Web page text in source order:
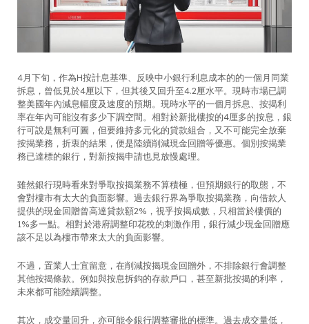
4月下旬，作為H按計息基準、反映中小銀行利息成本的的一個月同業
拆息，曾低見於4厘以下，但其後又回升至4.2厘水平。現時市場已調
整美國年內減息幅度及速度的預期。現時水平的一個月拆息、按揭利
率在年內可能沒有多少下調空間。相對於新批樓按的4厘多的按息，銀
行可說是無利可圖，但要維持多元化的貸款組合，又不可能完全放棄
按揭業務，折衷的結果，便是陸續削減現金回贈等優惠。個別按揭業
務已達標的銀行，對新按揭申請也見放慢處理。
雖然銀行現時看來對爭取按揭業務不算積極，但預期銀行的取態，不
會對樓市有太大的負面影響。過去銀行界為爭取按揭業務，向借款人
提供的現金回贈曾高達貸款額2%，視乎按揭成數，只相當於樓價的
1%多一點。相對於港府調整印花稅的刺激作用，銀行減少現金回贈應
該不足以為樓市帶來太大的負面影響。
不過，置業人士宜留意，在削減按揭現金回贈外，不排除銀行會調整
其他按揭條款。例如與按息拆鈎的存款戶口，甚至新批按揭的利率，
未來都可能陸續調整。
其次，成交量回升，亦可能令銀行調整審批的標準。過去成交量低，